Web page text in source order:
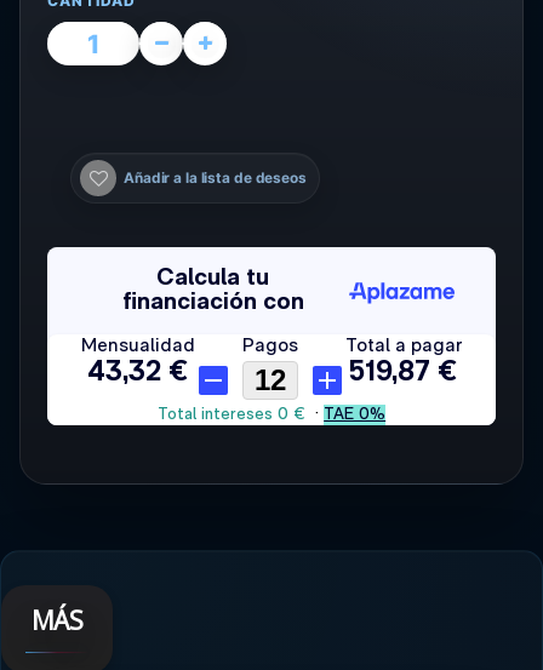
Añadir a la lista de deseos
MÁS